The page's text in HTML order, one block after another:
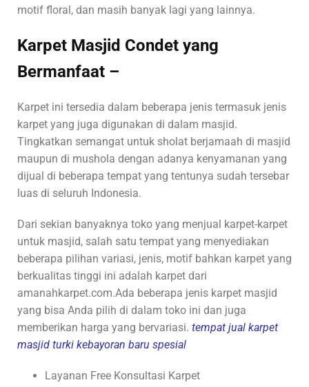
motif floral, dan masih banyak lagi yang lainnya.
Karpet Masjid Condet yang
Bermanfaat –
Karpet ini tersedia dalam beberapa jenis termasuk jenis
karpet yang juga digunakan di dalam masjid.
Tingkatkan semangat untuk sholat berjamaah di masjid
maupun di mushola dengan adanya kenyamanan yang
dijual di beberapa tempat yang tentunya sudah tersebar
luas di seluruh Indonesia.
Dari sekian banyaknya toko yang menjual karpet-karpet
untuk masjid, salah satu tempat yang menyediakan
beberapa pilihan variasi, jenis, motif bahkan karpet yang
berkualitas tinggi ini adalah karpet dari
amanahkarpet.com.Ada beberapa jenis karpet masjid
yang bisa Anda pilih di dalam toko ini dan juga
memberikan harga yang bervariasi. tempat jual karpet
masjid turki kebayoran baru spesial
Layanan Free Konsultasi Karpet